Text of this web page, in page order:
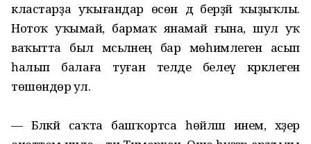
кластарҙа уҡығандар өсөн дә берҙәй ҡыҙыҡлы.
Нотоҡ уҡымай, бармаҡ янамай ғына, шул уҡ
ваҡытта был мәсьәләнең бар мөһимлеген асып
һалып балаға туған телде белеү кәрәклеген
төшөндөрә ул.
— Бәләкәй саҡта башҡортса һөйләшә инем, хәҙер